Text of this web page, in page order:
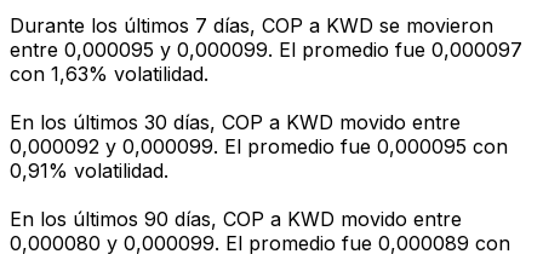
Durante los últimos 7 días, COP a KWD se movieron
entre 0,000095 y 0,000099. El promedio fue 0,000097
con 1,63% volatilidad.
En los últimos 30 días, COP a KWD movido entre
0,000092 y 0,000099. El promedio fue 0,000095 con
0,91% volatilidad.
En los últimos 90 días, COP a KWD movido entre
0,000080 y 0,000099. El promedio fue 0,000089 con